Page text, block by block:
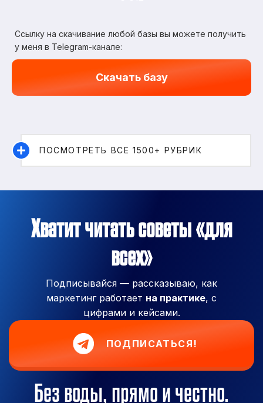
Ссылку на скачивание любой базы вы можете получить
у меня в Telegram-канале:
Скачать базу
ПОСМОТРЕТЬ ВСЕ 1500+ РУБРИК
Хватит читать советы «для
всех»
Подписывайся — рассказываю, как
маркетинг работает на практике, с
цифрами и кейсами.
ПОДПИСАТЬСЯ!
Без воды, прямо и честно.